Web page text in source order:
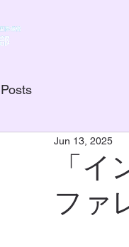
「
ファ
Jun 13, 2025